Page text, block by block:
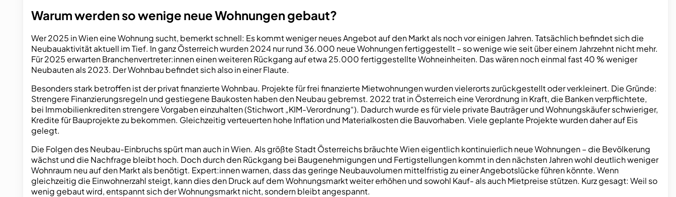
Warum werden so wenige neue Wohnungen gebaut?
Wer 2025 in Wien eine Wohnung sucht, bemerkt schnell: Es kommt weniger neues Angebot auf den Markt als noch vor einigen Jahren. Tatsächlich befindet sich die
Neubauaktivität aktuell im Tief. In ganz Österreich wurden 2024 nur rund 36.000 neue Wohnungen fertiggestellt – so wenige wie seit über einem Jahrzehnt nicht mehr.
Für 2025 erwarten Branchenvertreter:innen einen weiteren Rückgang auf etwa 25.000 fertiggestellte Wohneinheiten. Das wären noch einmal fast 40 % weniger
Neubauten als 2023. Der Wohnbau befindet sich also in einer Flaute.
Besonders stark betroffen ist der privat finanzierte Wohnbau. Projekte für frei finanzierte Mietwohnungen wurden vielerorts zurückgestellt oder verkleinert. Die Gründe:
Strengere Finanzierungsregeln und gestiegene Baukosten haben den Neubau gebremst. 2022 trat in Österreich eine Verordnung in Kraft, die Banken verpflichtete,
bei Immobilienkrediten strengere Vorgaben einzuhalten (Stichwort „KIM-Verordnung“). Dadurch wurde es für viele private Bauträger und Wohnungskäufer schwieriger,
Kredite für Bauprojekte zu bekommen. Gleichzeitig verteuerten hohe Inflation und Materialkosten die Bauvorhaben. Viele geplante Projekte wurden daher auf Eis
gelegt.
Die Folgen des Neubau-Einbruchs spürt man auch in Wien. Als größte Stadt Österreichs bräuchte Wien eigentlich kontinuierlich neue Wohnungen – die Bevölkerung
wächst und die Nachfrage bleibt hoch. Doch durch den Rückgang bei Baugenehmigungen und Fertigstellungen kommt in den nächsten Jahren wohl deutlich weniger
Wohnraum neu auf den Markt als benötigt. Expert:innen warnen, dass das geringe Neubauvolumen mittelfristig zu einer Angebotslücke führen könnte. Wenn
gleichzeitig die Einwohnerzahl steigt, kann dies den Druck auf dem Wohnungsmarkt weiter erhöhen und sowohl Kauf- als auch Mietpreise stützen. Kurz gesagt: Weil so
wenig gebaut wird, entspannt sich der Wohnungsmarkt nicht, sondern bleibt angespannt.